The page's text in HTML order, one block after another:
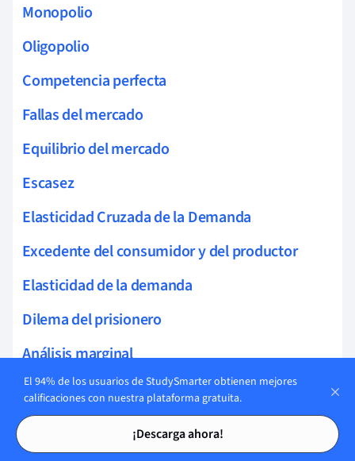
Tarjetas de estudio
Tarjetas de estudio
Monopolio
Oligopolio
Competencia perfecta
Fallas del mercado
Equilibrio del mercado
Escasez
Elasticidad Cruzada de la Demanda
Excedente del consumidor y del productor
Elasticidad de la demanda
Dilema del prisionero
Análisis marginal
Coeficiente de gini
Ley Antimonopolio
¿Qué Determina los Precios del Petróleo?
El 94% de los usuarios de StudySmarter obtienen mejores
calificaciones con nuestra plataforma gratuita.
¡Descarga ahora!